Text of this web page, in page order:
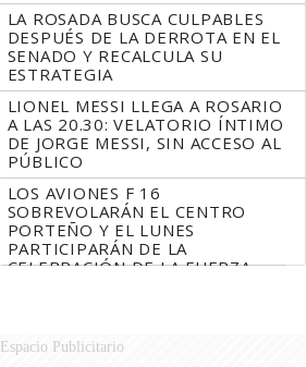
LA ROSADA BUSCA CULPABLES
DESPUÉS DE LA DERROTA EN EL
SENADO Y RECALCULA SU
ESTRATEGIA
LIONEL MESSI LLEGA A ROSARIO
A LAS 20.30: VELATORIO ÍNTIMO
DE JORGE MESSI, SIN ACCESO AL
PÚBLICO
LOS AVIONES F 16
SOBREVOLARÁN EL CENTRO
PORTEÑO Y EL LUNES
PARTICIPARÁN DE LA
CELEBRACIÓN DE LA FUERZA
Espacio Publicitario